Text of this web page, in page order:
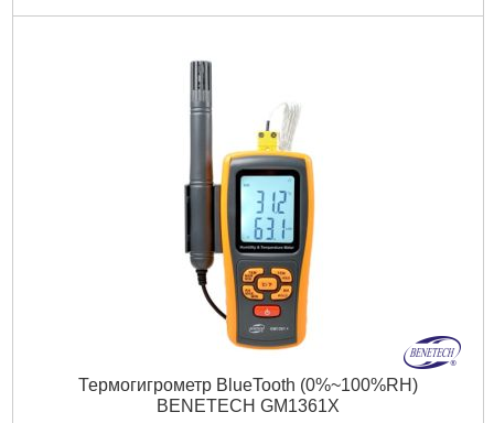
Код товара: 22.64.92
Подробнее...
Термогигрометр BlueTooth (0%~100%RH)
BENETECH GM1361X